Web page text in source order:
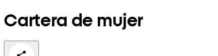
Cartera de mujer